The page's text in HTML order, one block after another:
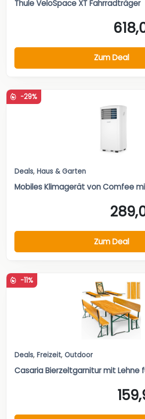
Thule VeloSpace XT Fahrradträger
Zum Deal
-29%
Deals, Haus & Garten
Mobiles Klimagerät von Comfee
Zum Deal
-11%
Deals, Freizeit, Outdoor
Casaria Bierzeltgarnitur mit Lehne